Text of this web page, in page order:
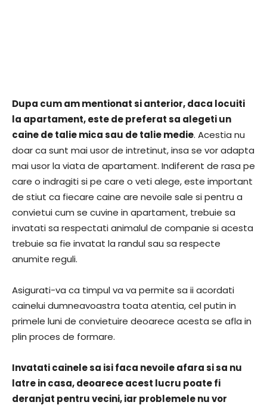
Dupa cum am mentionat si anterior, daca locuiti
la apartament, este de preferat sa alegeti un
caine de talie mica sau de talie medie. Acestia nu
doar ca sunt mai usor de intretinut, insa se vor adapta
mai usor la viata de apartament. Indiferent de rasa pe
care o indragiti si pe care o veti alege, este important
de stiut ca fiecare caine are nevoile sale si pentru a
convietui cum se cuvine in apartament, trebuie sa
invatati sa respectati animalul de companie si acesta
trebuie sa fie invatat la randul sau sa respecte
anumite reguli.
Asigurati-va ca timpul va va permite sa ii acordati
cainelui dumneavoastra toata atentia, cel putin in
primele luni de convietuire deoarece acesta se afla in
plin proces de formare.
Invatati cainele sa isi faca nevoile afara si sa nu
latre in casa, deoarece acest lucru poate fi
deranjat pentru vecini, iar problemele nu vor